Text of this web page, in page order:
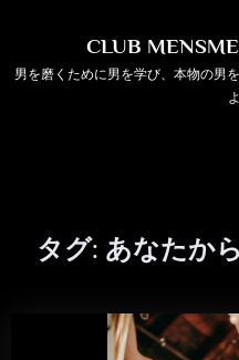
content
CLUB
男を磨くために男を学び、本物の男
タグ: あなたか